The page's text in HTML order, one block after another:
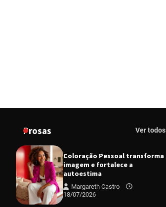
Prosas Ver todos
Coloração Pessoal transforma
imagem e fortalece a
autoestima
Margareth Castro
18/07/2026